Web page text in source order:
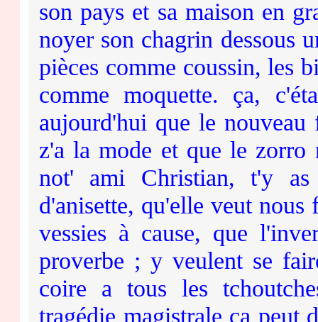
son pays et sa maison en
noyer son chagrin dessous
pièces comme coussin, les
comme moquette. ça,
aujourd'hui que le
z'a la mode et que le
not' ami Christian, t'y as
d'anisette, qu'elle veut nous
vessies à cause, que
proverbe ; y veulent se
coire a tous les
tragédie magistrale ça peut